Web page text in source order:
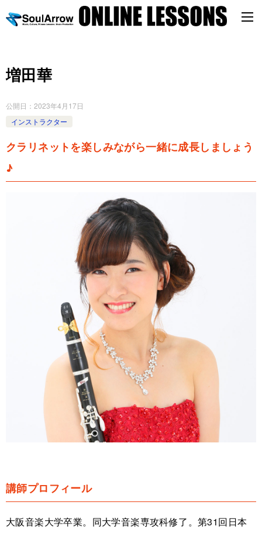
増田華
公開日： 2023年4月17日
インストラクター
クラリネットを楽しみながら一緒に成長しましょう
♪
講師プロフィール
大阪音楽大学卒業。同大学音楽専攻科修了。第31回日本